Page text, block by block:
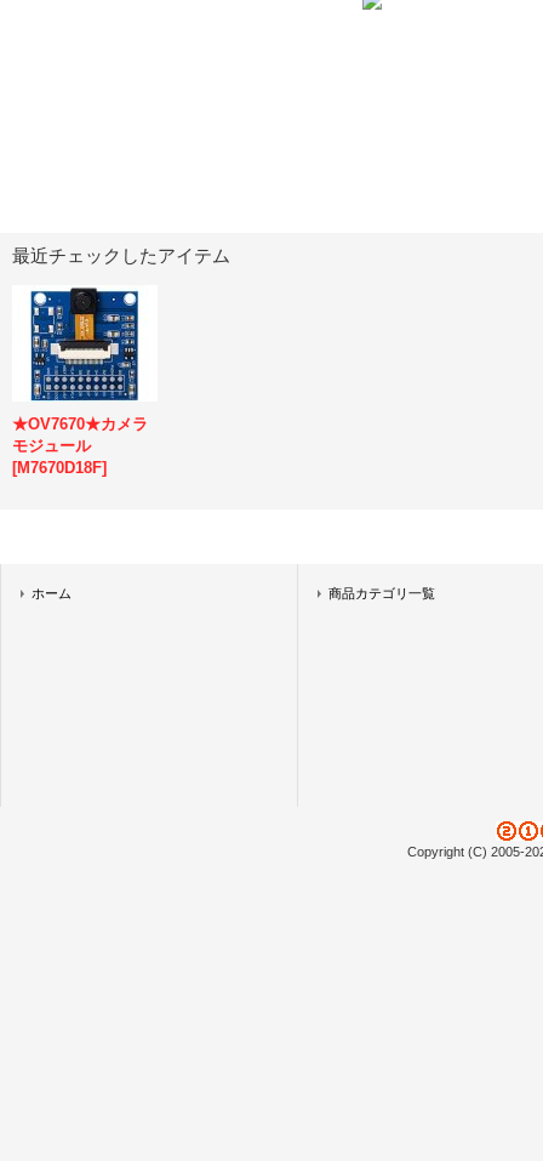
最近チェックしたアイテム
★OV7670★カメラ
モジュール
[M7670D18F]
ホーム 商品カテゴリ一覧
Copyright (C) 2005-